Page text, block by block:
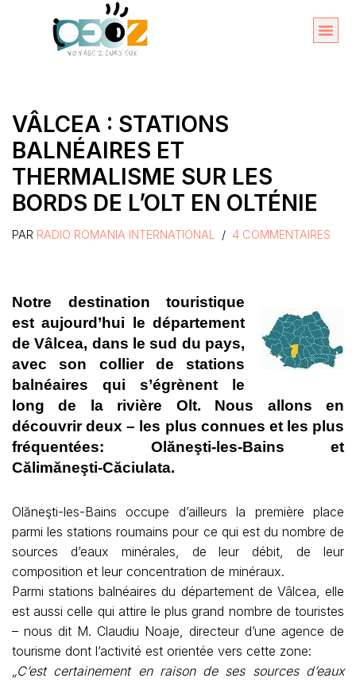
VÂLCEA : STATIONS
BALNÉAIRES ET
THERMALISME SUR LES
BORDS DE L’OLT EN OLTÉNIE
PAR RADIO ROMANIA INTERNATIONAL 4 COMMENTAIRES
Notre destination touristique
est aujourd’hui le département
de Vâlcea, dans le sud du pays,
avec son collier de stations
balnéaires qui s’égrènent le
long de la rivière Olt. Nous allons en
découvrir deux – les plus connues et les plus
fréquentées: Olăneşti-les-Bains et
Călimăneşti-Căciulata.
Olăneşti-les-Bains occupe d’ailleurs la première place
parmi les stations roumains pour ce qui est du nombre de
sources d’eaux minérales, de leur débit, de leur
composition et leur concentration de minéraux.
Parmi stations balnéaires du département de Vâlcea, elle
est aussi celle qui attire le plus grand nombre de touristes
– nous dit M. Claudiu Noaje, directeur d’une agence de
tourisme dont l’activité est orientée vers cette zone:
„C’est certainement en raison de ses sources d’eaux